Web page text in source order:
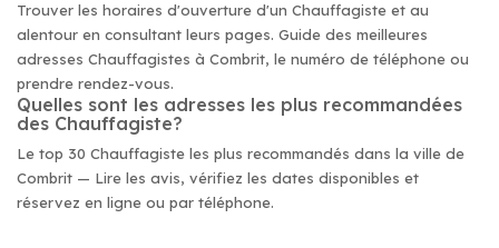
Trouver les horaires d'ouverture d'un Chauffagiste et au
alentour en consultant leurs pages. Guide des meilleures
adresses Chauffagistes à Combrit, le numéro de téléphone ou
prendre rendez-vous.
Quelles sont les adresses les plus recommandées
des Chauffagiste?
Le top 30 Chauffagiste les plus recommandés dans la ville de
Combrit — Lire les avis, vérifiez les dates disponibles et
réservez en ligne ou par téléphone.